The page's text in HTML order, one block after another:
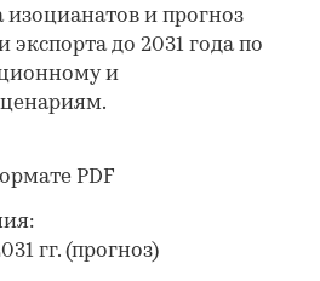
и прогноз
экспорта до 2031 года по
и
PDF
гг. (прогноз)